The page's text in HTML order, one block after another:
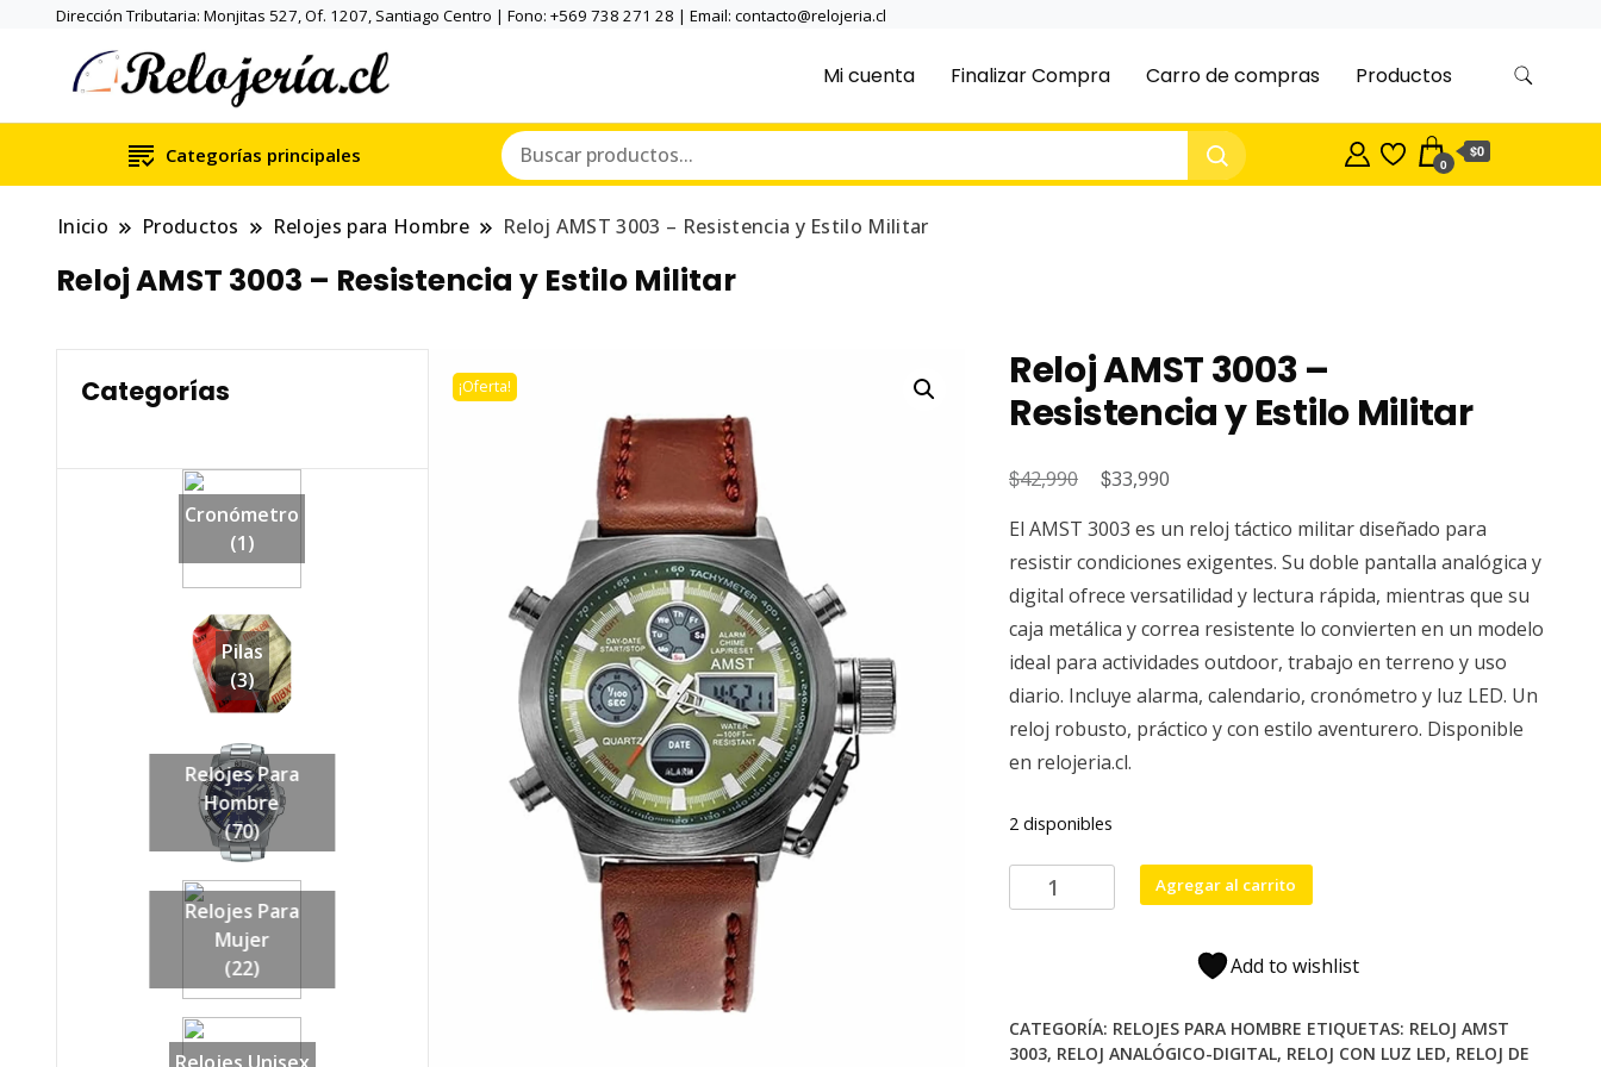
Dirección Tributaria: Monjitas 527, Of. 1207, Santiago Centro | Fono: +569 738 271 28 | Email: contacto@relojeria.cl
Mi cuenta Finalizar Compra Carro de compras Productos
Categorías principales 0
$0
Inicio Productos Relojes para Hombre Reloj AMST 3003 – Resistencia y Estilo Militar
Reloj AMST 3003 – Resistencia y Estilo Militar
¡Oferta!
Reloj AMST 3003 –
Resistencia y Estilo Militar
$42,990
El
original
era:
$42,990.
$33,990
actual
es:
$33,990.
El AMST 3003 es un reloj táctico militar diseñado para
resistir condiciones exigentes. Su doble pantalla analógica y
digital ofrece versatilidad y lectura rápida, mientras que su
caja metálica y correa resistente lo convierten en un modelo
ideal para actividades outdoor, trabajo en terreno y uso
diario. Incluye alarma, calendario, cronómetro y luz LED. Un
reloj robusto, práctico y con estilo aventurero. Disponible
en relojeria.cl.
2 disponibles
Reloj
AMST
y
Estilo
Agregar al carrito
Add to wishlist
CATEGORÍA: RELOJES PARA HOMBRE ETIQUETAS: RELOJ AMST
3003, RELOJ ANALÓGICO-DIGITAL, RELOJ CON LUZ LED, RELOJ DE
Categorías
Cronómetro
(1)
Pilas
(3)
Relojes Para
Hombre
(70)
Relojes Para
Mujer
(22)